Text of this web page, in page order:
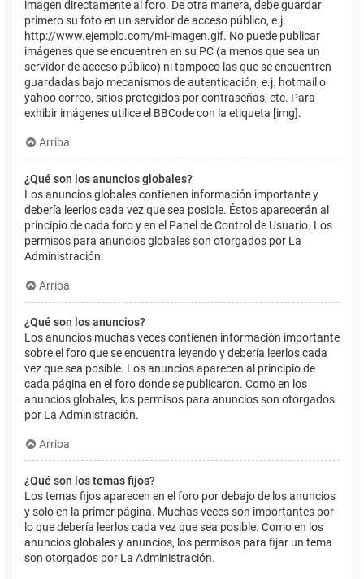
imagen directamente al foro. De otra manera, debe guardar
primero su foto en un servidor de acceso público, e.j.
http://www.ejemplo.com/mi-imagen.gif. No puede publicar
imágenes que se encuentren en su PC (a menos que sea un
servidor de acceso público) ni tampoco las que se encuentren
guardadas bajo mecanismos de autenticación, e.j. hotmail o
yahoo correo, sitios protegidos por contraseñas, etc. Para
exhibir imágenes utilice el BBCode con la etiqueta [img].
Arriba
¿Qué son los anuncios globales?
Los anuncios globales contienen información importante y
debería leerlos cada vez que sea posible. Éstos aparecerán al
principio de cada foro y en el Panel de Control de Usuario. Los
permisos para anuncios globales son otorgados por La
Administración.
Arriba
¿Qué son los anuncios?
Los anuncios muchas veces contienen información importante
sobre el foro que se encuentra leyendo y debería leerlos cada
vez que sea posible. Los anuncios aparecen al principio de
cada página en el foro donde se publicaron. Como en los
anuncios globales, los permisos para anuncios son otorgados
por La Administración.
Arriba
¿Qué son los temas fijos?
Los temas fijos aparecen en el foro por debajo de los anuncios
y solo en la primer página. Muchas veces son importantes por
lo que debería leerlos cada vez que sea posible. Como en los
anuncios globales y anuncios, los permisos para fijar un tema
son otorgados por La Administración.